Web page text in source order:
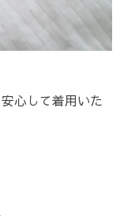
心して着用いた